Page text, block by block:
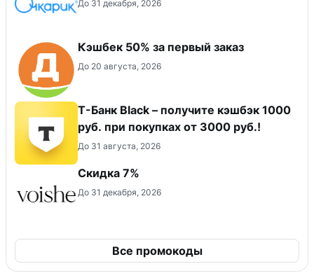
До 31 декабря, 2026
Кэшбек 50% за первый заказ
До 20 августа, 2026
Т-Банк Black – получите кэшбэк 1000
руб. при покупках от 3000 руб.!
До 31 августа, 2026
​Скидка 7%
До 31 декабря, 2026
Все промокоды